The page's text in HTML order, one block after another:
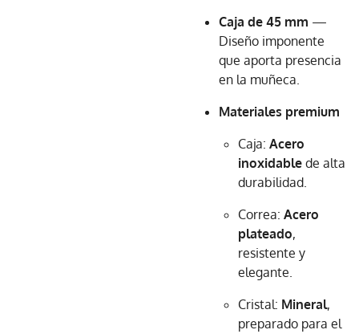
Caja de 45 mm —
Diseño imponente
que aporta presencia
en la muñeca.
Materiales premium
Caja: Acero
inoxidable de alta
durabilidad.
Correa: Acero
plateado,
resistente y
elegante.
Cristal: Mineral,
preparado para el